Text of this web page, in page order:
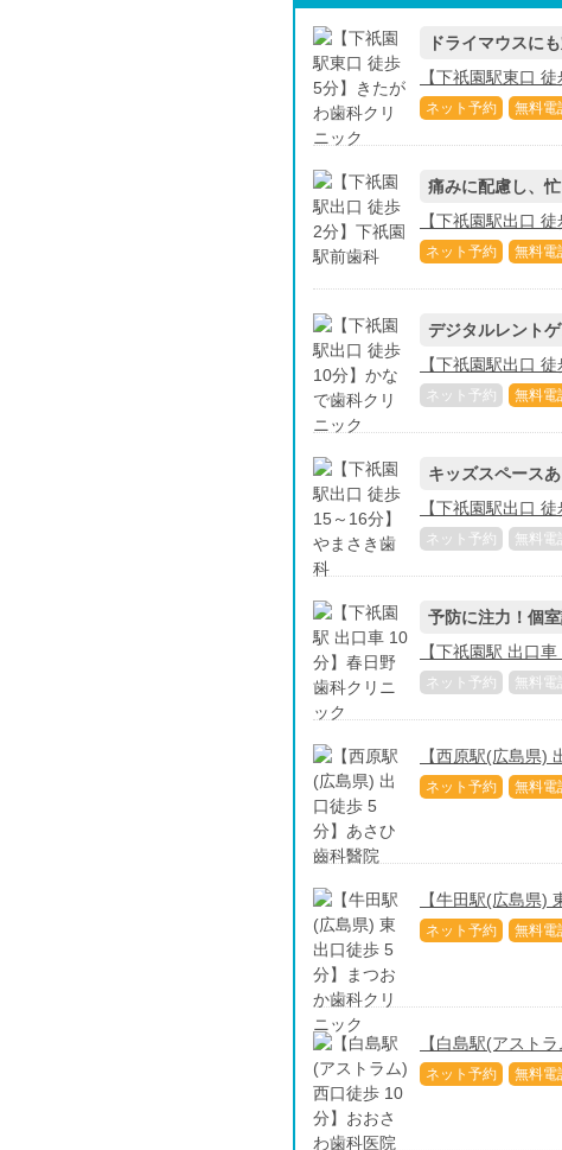
ドライマウスに
【下祇園駅東口
ネット予約 無料電
痛みに配慮し、
【下祇園駅出口
ネット予約 無料電
デジタルレント
【下祇園駅出口
ネット予約 無料電
キッズスペース
【下祇園駅出口
ネット予約 無料電
予防に注力！個
【下祇園駅 出口
ネット予約 無料電
【西原駅(広島県)
ネット予約 無料電
【牛田駅(広島県)
ネット予約 無料電
【白島駅(アスト
ネット予約 無料電